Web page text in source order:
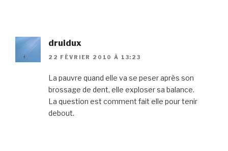
druidux
22 FÉVRIER 2010 À 13:23
La pauvre quand elle va se peser après son
brossage de dent, elle exploser sa balance.
La question est comment fait elle pour tenir
debout.